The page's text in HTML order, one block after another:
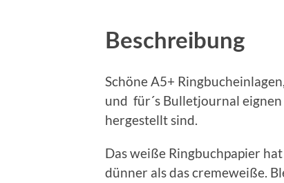
Beschreibung
Schöne A5+
und für´s Bulletjournal
hergestellt sind.
Das weiße Ringbuchpapier
dünner als das cremeweiße.